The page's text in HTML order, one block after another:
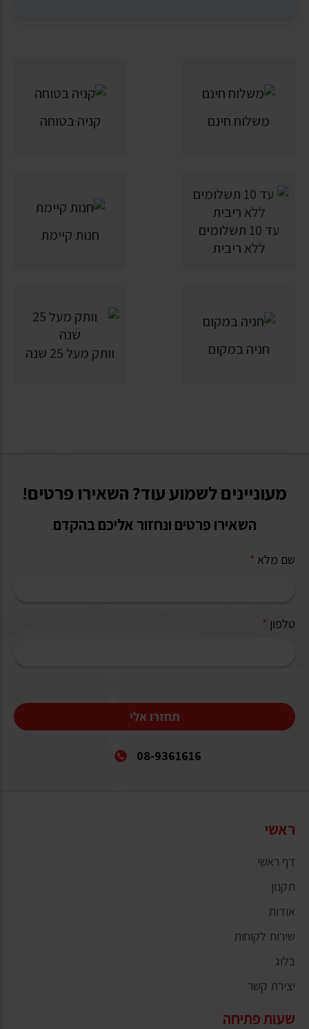
משלוח חינם קניה בטוחה
עד 10 תשלומים
ללא ריבית
חנות קיימת
חניה במקום וותק מעל 25 שנה
מעוניינים לשמוע עוד? השאירו פרטים!
השאירו פרטים ונחזור אליכם בהקדם
שם מלא *
טלפון *
תחזרו אלי
08-9361616
ראשי
דף ראשי
תקנון
אודות
שירות לקוחות
בלוג
יצירת קשר
שעות פתיחה